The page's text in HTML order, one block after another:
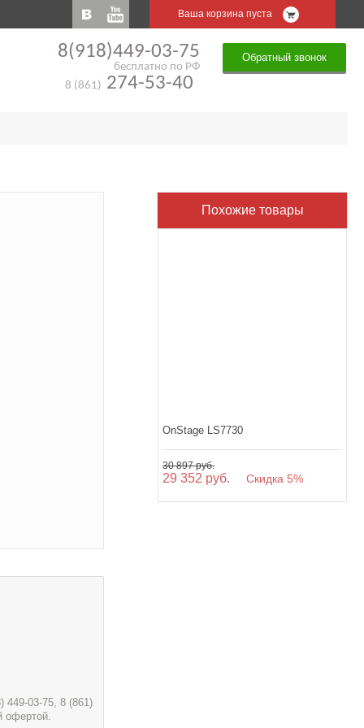
Ваша корзина пуста
8(918)449-03-75
бесплатно по РФ
8 (861) 274-53-40
Обратный звонок
Похожие товары
OnStage LS7730
30 897 руб.
29 352 руб. Скидка 5%
449-03-75, 8 (861)
офертой.